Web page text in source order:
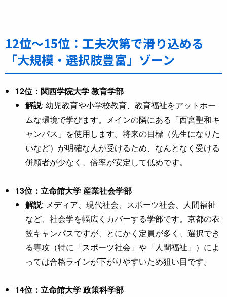
12位〜15位：工夫次第で滑り込める
「大規模・選択肢豊富」ゾーン
12位：関西学院大学 教育学部
解説: 幼児教育や小学校教育、教育福祉をアットホー
ムな環境で学びます。メインの隣にある「西宮聖和キ
ャンパス」を使用します。将来の目標（先生になりた
いなど）が明確な人が受けるため、なんとなく受ける
併願者が少なく、倍率が安定して低めです。
13位：立命館大学 産業社会学部
解説: メディア、現代社会、スポーツ社会、人間福祉
など、社会学を幅広くカバーする学部です。京都の衣
笠キャンパスですが、とにかく定員が多く、選択でき
る専攻（特に「スポーツ社会」や「人間福祉」）によ
っては合格ラインが下がりやすいため狙い目です。
14位：立命館大学 政策科学部